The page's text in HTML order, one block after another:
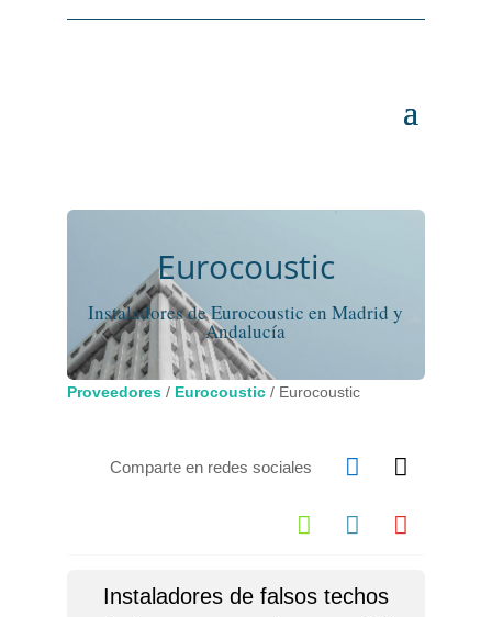
Eurocoustic
Instaladores de Eurocoustic en Madrid y
Andalucía
Proveedores/ Eurocoustic/ Eurocoustic
Comparte en redes sociales  
  
Instaladores de falsos techos